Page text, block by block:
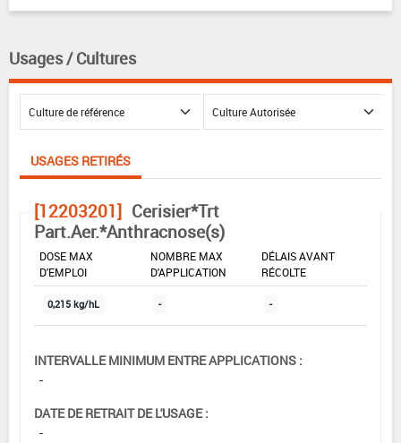
Usages / Cultures
USAGES RETIRÉS
[12203201] Cerisier*Trt
Part.Aer.*Anthracnose(s)
DOSE MAX
D'EMPLOI
NOMBRE MAX
D'APPLICATION
DÉLAIS AVANT
RÉCOLTE
0,215 kg/hL - -
INTERVALLE MINIMUM ENTRE APPLICATIONS :
-
DATE DE RETRAIT DE L'USAGE :
-